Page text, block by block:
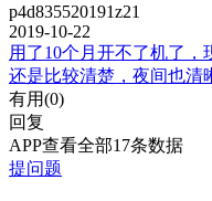
p4d835520191z21
2019-10-22
用了10个月开不了机了
还是比较清楚，夜间也清
有用(0)
回复
APP查看全部17条数据
提问题